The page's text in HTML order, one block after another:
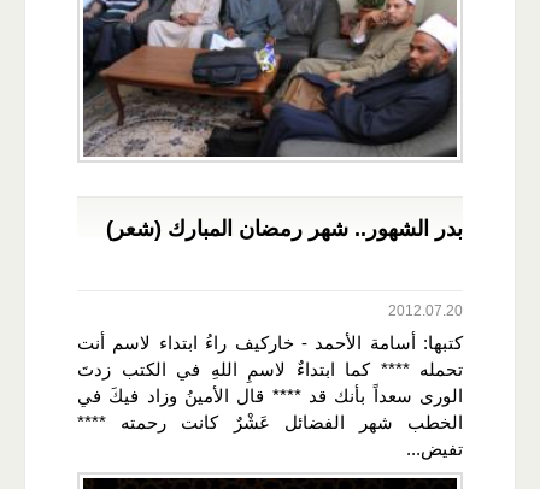
بدر الشهور.. شهر رمضان المبارك (شعر)
2012.07.20
كتبها: أسامة الأحمد - خاركيف راءُ ابتداء لاسم أنت
تحمله **** كما ابتداءٌ لاسمِ اللهِ في الكتب زدتَ
الورى سعداً بأنك قد **** قال الأمينُ وزاد فيكَ في
الخطب شهر الفضائل عَشْرٌ كانت رحمته ****
تفيض...